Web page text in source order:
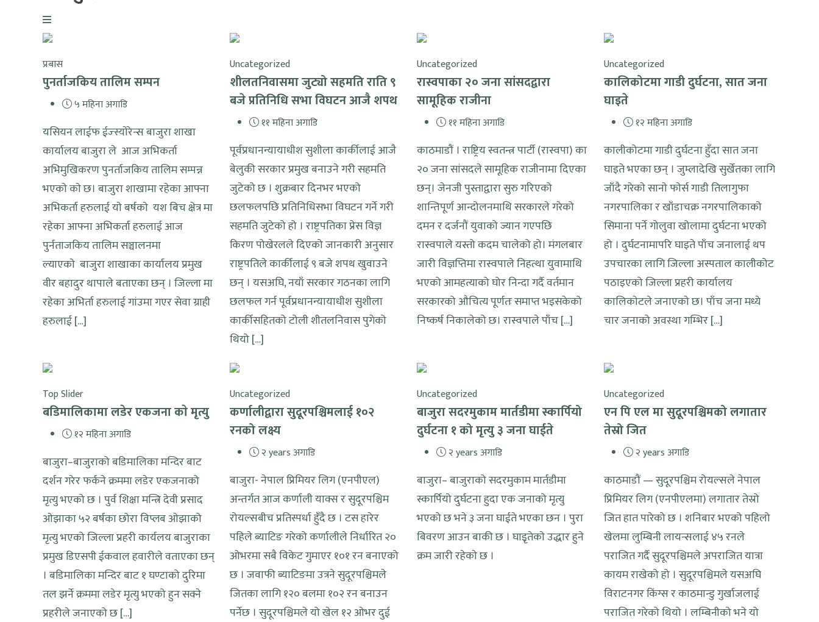
प्रबास
पुनर्ताजकिय तालिम सम्पन
५ महिना अगाडि
यसियन लाईफ ईज्स्याेरेन्स बाजुरा शाखा
कार्यालय बाजुरा ले आज अभिकर्ता
अभिमुखिकरण पुनर्ताजकिय तालिम सम्पन्न
भएकाे काे छ। बाजुरा शाखामा रहेका आफ्ना
अभिकर्ता हरुलाई याे बर्षकाे यश बिच क्षेत्र मा
रहेका आफ्ना अभिकर्ता हरुलाई आज
पुर्नताजकिय तालिम सञ्चालनमा
ल्याएकाे बाजुरा शाखाका कार्यालय प्रमुख
वीर बहादुर थापाले बताएका छन् । जिल्ला मा
रहेका अभिर्ता हरुलाई गांउमा गएर सेवा ग्राही
हरुलाई […]
Uncategorized
शीलतनिवासमा जुट्यो सहमति राति ९
बजे प्रतिनिधि सभा विघटन आजै शपथ
११ महिना अगाडि
पूर्वप्रधानन्यायाधीश सुशीला कार्कीलाई आजै
बेलुकी सरकार प्रमुख बनाउने गरी सहमति
जुटेको छ । शुक्रबार दिनभर भएको
छलफलपछि प्रतिनिधिसभा विघटन गर्ने गरी
सहमति जुटेको हो । राष्ट्रपतिका प्रेस विज्ञ
किरण पोखेरलले दिएको जानकारी अनुसार
राष्ट्रपतिले कार्कीलाई ९ बजे शपथ खुवाउने
छन् । यसअघि, नयाँ सरकार गठनका लागि
छलफल गर्न पूर्वप्रधानन्यायाधीश सुशीला
कार्कीसहितको टोली शीतलनिवास पुगेको
थियो […]
Uncategorized
रास्वपाका २० जना सांसदद्वारा
सामूहिक राजीना
११ महिना अगाडि
काठमाडौं । राष्ट्रिय स्वतन्त्र पार्टी (रास्वपा) का
२० जना सांसदले सामूहिक राजीनामा दिएका
छन्। जेनजी पुस्ताद्वारा सुरु गरिएको
शान्तिपूर्ण आन्दोलनमाथि सरकारले गरेको
दमन र दर्जनौं युवाको ज्यान गएपछि
रास्वपाले यस्तो कदम चालेको हो। मंगलबार
जारी विज्ञप्तिमा रास्वपाले निहत्था युवामाथि
भएको आमहत्याको घोर निन्दा गर्दै वर्तमान
सरकारको औचित्य पूर्णतः समाप्त भइसकेको
निष्कर्ष निकालेको छ। रास्वपाले पाँच […]
Uncategorized
कालिकोटमा गाडी दुर्घटना, सात जना
घाइते
१२ महिना अगाडि
कालीकोटमा गाडी दुर्घटना हुँदा सात जना
घाइते भएका छन् । जुम्लादेखि सुर्खेतका लागि
जाँदै गरेकाे सानाे फाेर्स गाडी तिलागुफा
नगरपालिका र खाँडाचक्र नगरपालिकाको
सिमाना पर्ने गोलुवा खोलामा दुर्घटना भएको
हो । दुर्घटनामापरि घाइते पाँच जनालाई थप
उपचारका लागि जिल्ला अस्पताल कालीकोट
पठाइएको जिल्ला प्रहरी कार्यालय
कालिकाेटले जनाएकाे छ। पाँच जना मध्ये
चार जनाको अवस्था गम्भिर […]
Top Slider
बडिमालिकामा लडेर एकजना काे मृत्यु
१२ महिना अगाडि
बाजुरा–बाजुराको बडिमालिका मन्दिर बाट
दर्शन गरेर फर्कने क्रममा लडेर एकजनाको
मृत्यु भएको छ । पुर्व शिक्षा मन्त्रि देवी प्रसाद
ओझाका ५२ बर्षका छोरा विप्लब ओझाको
मृत्यु भएको जिल्ला प्रहरी कार्यलय बाजुराका
प्रमुख डिएसपी ईकवाल हवारीले वताएका छन्
। बडिमालिका मन्दिर बाट १ घण्टाको दुरिमा
तल झर्ने क्रममा लडेर मृत्यु भएको हुन सक्ने
प्रहरीले जनाएको छ […]
Uncategorized
कर्णालीद्वारा सुदूरपश्चिमलाई १०२
रनको लक्ष्य
२ years अगाडि
बाजुरा- नेपाल प्रिमियर लिग (एनपीएल)
अन्तर्गत आज कर्णाली याक्स र सुदूरपश्चिम
रोयल्सबीच प्रतिस्पर्धा हुँदै छ । टस हारेर
पहिले ब्याटिङ गरेको कर्णालीले निर्धारित २०
ओभरमा सबै विकेट गुमाएर १०१ रन बनाएको
छ । जवाफी ब्याटिङमा उत्रने सुदूरपश्चिमले
जितका लागि १२० बलमा १०२ रन बनाउन
पर्नेछ । सुदूरपश्चिमले यो खेल १२ ओभर दुई
Uncategorized
बाजुरा सदरमुकाम मार्तडीमा स्कार्पियो
दुर्घटना १ को मृत्यु ३ जना घाईते
२ years अगाडि
बाजुरा– बाजुराको सदरमुकाम मार्तडीमा
स्कार्पियो दुर्घटना हुदा एक जनाको मृत्यु
भएको छ भने ३ जना घाईते भएका छन । पुरा
बिवरण आउन बाकी छ । घाइृतेकाे उद्धार हुने
क्रम जारी रहेकाे छ ।
Uncategorized
एन पि एल मा सुदूरपश्चिमको लगातार
तेस्रो जित
२ years अगाडि
काठमाडौं — सुदूरपश्चिम रोयल्सले नेपाल
प्रिमियर लिग (एनपीएलमा) लगातार तेस्रो
जित हात पारेको छ । शनिबार भएको पहिलो
खेलमा लुम्बिनी लायन्सलाई ४५ रनले
पराजित गर्दै सुदूरपश्चिमले अपराजित यात्रा
कायम राखेको हो । सुदूरपश्चिमले यसअघि
विराटनगर किंग्स र काठमान्डु गुर्खाजलाई
पराजित गरेको थियो । लम्बिनीको भने यो